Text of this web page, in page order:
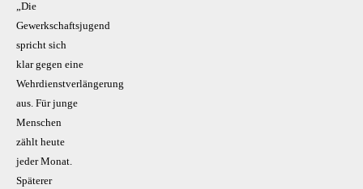
„Die
Gewerkschaftsjugend
spricht sich
klar gegen eine
Wehrdienstverlängerung
aus. Für junge
Menschen
zählt heute
jeder Monat.
Späterer